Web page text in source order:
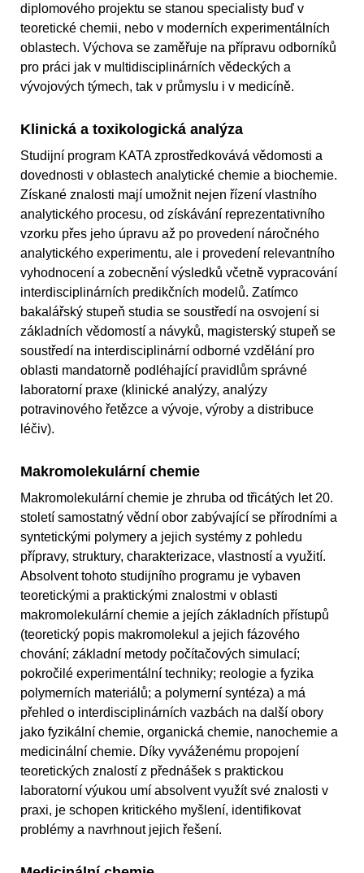
diplomového projektu se stanou specialisty buď v
teoretické chemii, nebo v moderních experimentálních
oblastech. Výchova se zaměřuje na přípravu odborníků
pro práci jak v multidisciplinárních vědeckých a
vývojových týmech, tak v průmyslu i v medicíně.
Klinická a toxikologická analýza
Studijní program KATA zprostředkovává vědomosti a
dovednosti v oblastech analytické chemie a biochemie.
Získané znalosti mají umožnit nejen řízení vlastního
analytického procesu, od získávání reprezentativního
vzorku přes jeho úpravu až po provedení náročného
analytického experimentu, ale i provedení relevantního
vyhodnocení a zobecnění výsledků včetně vypracování
interdisciplinárních predikčních modelů. Zatímco
bakalářský stupeň studia se soustředí na osvojení si
základních vědomostí a návyků, magisterský stupeň se
soustředí na interdisciplinární odborné vzdělání pro
oblasti mandatorně podléhající pravidlům správné
laboratorní praxe (klinické analýzy, analýzy
potravinového řetězce a vývoje, výroby a distribuce
léčiv).
Makromolekulární chemie
Makromolekulární chemie je zhruba od třicátých let 20.
století samostatný vědní obor zabývající se přírodními a
syntetickými polymery a jejich systémy z pohledu
přípravy, struktury, charakterizace, vlastností a využití.
Absolvent tohoto studijního programu je vybaven
teoretickými a praktickými znalostmi v oblasti
makromolekulární chemie a jejích základních přístupů
(teoretický popis makromolekul a jejich fázového
chování; základní metody počítačových simulací;
pokročilé experimentální techniky; reologie a fyzika
polymerních materiálů; a polymerní syntéza) a má
přehled o interdisciplinárních vazbách na další obory
jako fyzikální chemie, organická chemie, nanochemie a
medicinální chemie. Díky vyváženému propojení
teoretických znalostí z přednášek s praktickou
laboratorní výukou umí absolvent využít své znalosti v
praxi, je schopen kritického myšlení, identifikovat
problémy a navrhnout jejich řešení.